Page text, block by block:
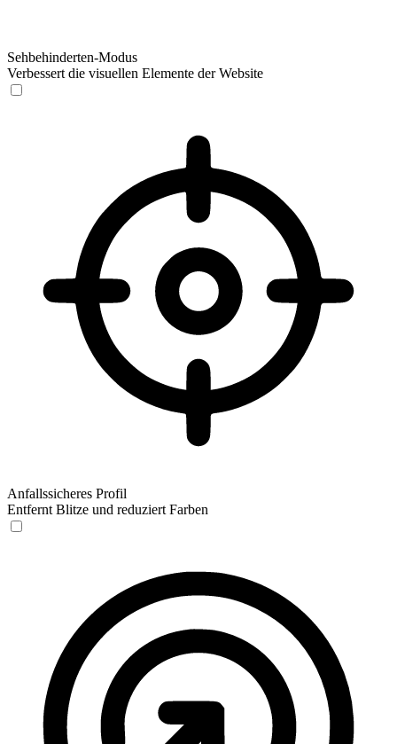
Sehbehinderten-Modus
Verbessert die visuellen Elemente der Website
Anfallssicheres Profil
Entfernt Blitze und reduziert Farben